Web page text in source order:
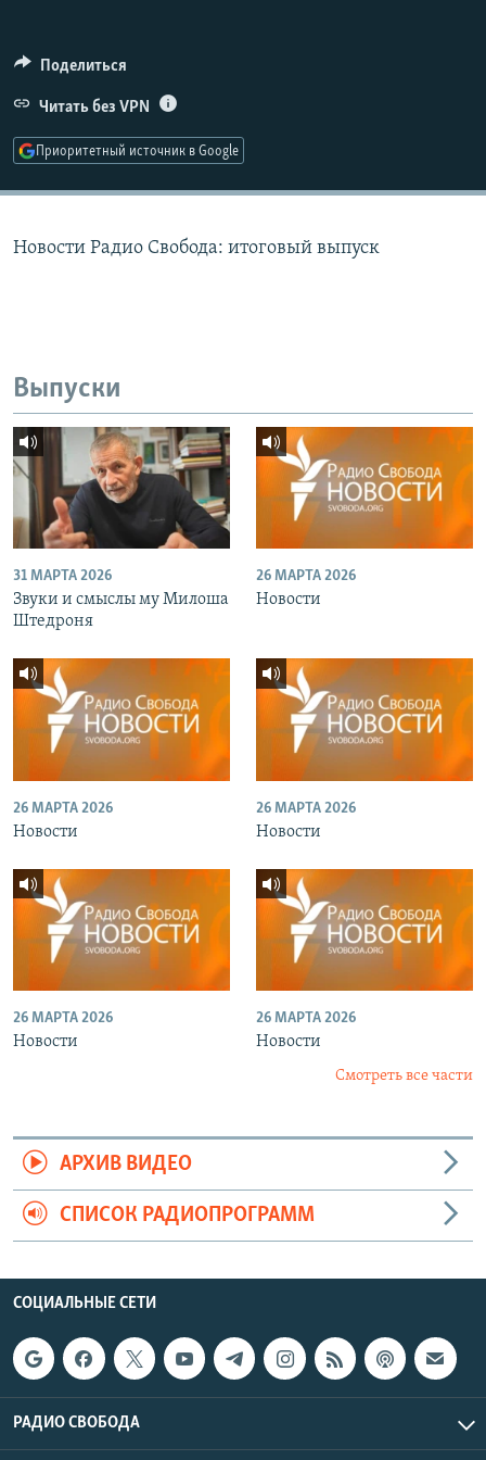
ПОДПИШИТЕСЬ НА РАССЫЛКУ
СОЦИАЛЬНЫЕ СЕТИ
Поделиться
Читать без VPN
Приоритетный источник в Google
Новости Радио Свобода: итоговый выпуск
Выпуски
31 МАРТА 2026
Звуки и смыслы му Милоша
Штедроня
26 МАРТА 2026
Новости
26 МАРТА 2026
Новости
26 МАРТА 2026
Новости
26 МАРТА 2026
Новости
26 МАРТА 2026
Новости
Смотреть все части
АРХИВ ВИДЕО
СПИСОК РАДИОПРОГРАММ
СОЦИАЛЬНЫЕ СЕТИ
РАДИО СВОБОДА